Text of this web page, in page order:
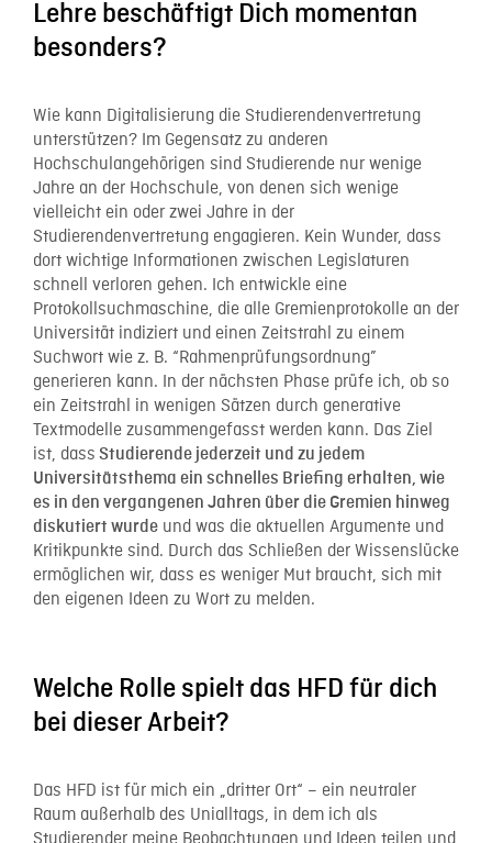
Lehre beschäftigt Dich momentan
besonders?
Wie kann Digitalisierung die Studierendenvertretung
unterstützen? Im Gegensatz zu anderen
Hochschulangehörigen sind Studierende nur wenige
Jahre an der Hochschule, von denen sich wenige
vielleicht ein oder zwei Jahre in der
Studierendenvertretung engagieren. Kein Wunder, dass
dort wichtige Informationen zwischen Legislaturen
schnell verloren gehen. Ich entwickle eine
Protokollsuchmaschine, die alle Gremienprotokolle an der
Universität indiziert und einen Zeitstrahl zu einem
Suchwort wie z. B. “Rahmenprüfungsordnung”
generieren kann. In der nächsten Phase prüfe ich, ob so
ein Zeitstrahl in wenigen Sätzen durch generative
Textmodelle zusammengefasst werden kann. Das Ziel
ist, dass Studierende jederzeit und zu jedem
Universitätsthema ein schnelles Briefing erhalten, wie
es in den vergangenen Jahren über die Gremien hinweg
diskutiert wurde und was die aktuellen Argumente und
Kritikpunkte sind. Durch das Schließen der Wissenslücke
ermöglichen wir, dass es weniger Mut braucht, sich mit
den eigenen Ideen zu Wort zu melden.
Welche Rolle spielt das HFD für dich
bei dieser Arbeit?
Das HFD ist für mich ein „dritter Ort“ – ein neutraler
Raum außerhalb des Unialltags, in dem ich als